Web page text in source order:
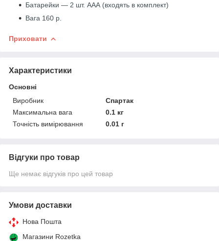
Батарейки — 2 шт. ААА (входять в комплект)
Вага 160 р.
Приховати
Характеристики
Основні
Виробник
Спартак
Максимальна вага
0.1 кг
Точність вимірювання
0.01 г
Відгуки про товар
Ще немає відгуків про цей товар
Умови доставки
Нова Пошта
Магазини Rozetka